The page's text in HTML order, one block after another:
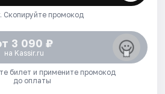
Скопируйте промокод
3 090 ₽
на Kassir.ru
билет и примените промокод
до оплаты